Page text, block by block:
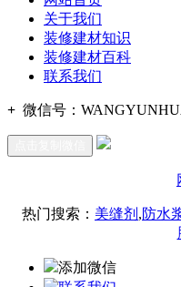
关于我们
装修建材知识
装修建材百科
联系我们
+ 微信号：
热门搜索： 美缝剂 ,防水
添加微信